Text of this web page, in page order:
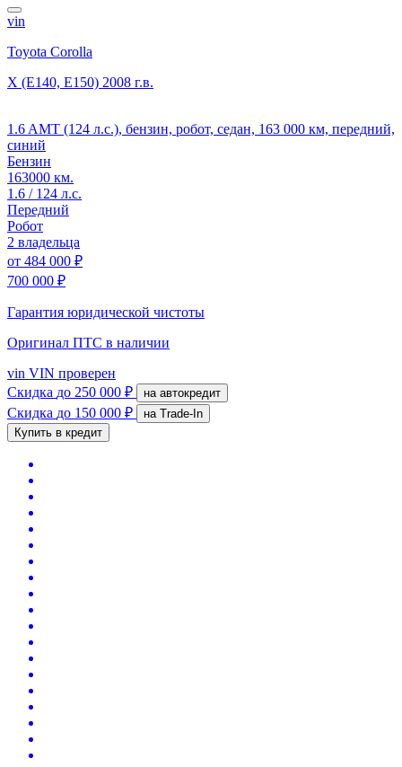
vin
Toyota Corolla
X (E140, E150) 2008 г.в.
1.6 AMT (124 л.с.), бензин, робот, седан, 163 000 км, передний,
синий
Бензин
163000 км.
1.6 / 124 л.с.
Передний
Робот
2 владельца
от 484 000 ₽
700 000 ₽
Гарантия юридической чистоты
Оригинал ПТС в наличии
vin VIN проверен
Скидка до 250 000 ₽ на автокредит
Скидка до 150 000 ₽
на Trade-In
Купить в кредит